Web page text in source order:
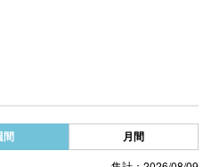
間 月間